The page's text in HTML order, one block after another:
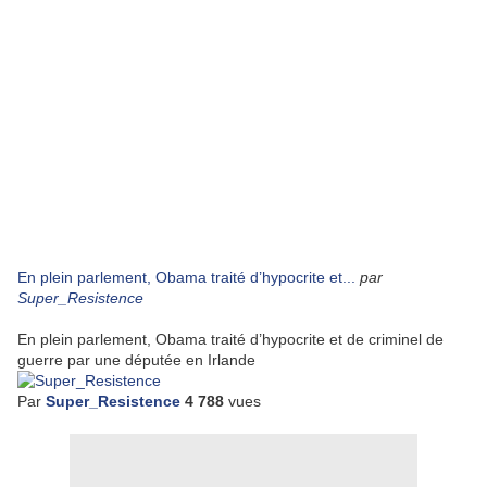
En plein parlement, Obama traité d’hypocrite et...
par
Super_Resistence
En plein parlement, Obama traité d’hypocrite et de criminel de
guerre par une députée en Irlande
Par Super_Resistence 4 788 vues